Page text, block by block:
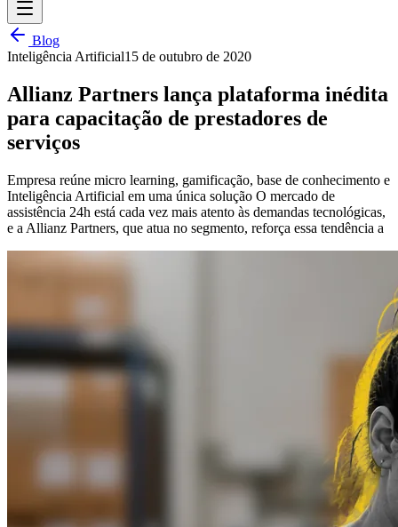
Blog
Inteligência Artificial15 de outubro de 2020
Allianz Partners lança plataforma inédita
para capacitação de prestadores de
serviços
Empresa reúne micro learning, gamificação, base de conhecimento e
Inteligência Artificial em uma única solução O mercado de
assistência 24h está cada vez mais atento às demandas tecnológicas,
e a Allianz Partners, que atua no segmento, reforça essa tendência a